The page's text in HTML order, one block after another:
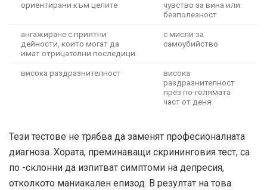
ориентирани към целите
чувство за вина или
безполезност
ангажиране с приятни
дейности, които могат да
имат отрицателни последици
с мисли за
самоубийство
висока раздразнителност
висока
раздразнителност
през по-голямата
част от деня
Тези тестове не трябва да заменят професионалната
диагноза. Хората, преминаващи скрининговия тест, са
по -склонни да изпитват симптоми на депресия,
отколкото маниакален епизод. В резултат на това